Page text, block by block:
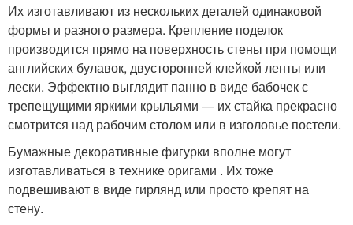
Их изготавливают из нескольких деталей одинаковой
формы и разного размера. Крепление поделок
производится прямо на поверхность стены при помощи
английских булавок, двусторонней клейкой ленты или
лески. Эффектно выглядит панно в виде бабочек с
трепещущими яркими крыльями — их стайка прекрасно
смотрится над рабочим столом или в изголовье постели.
Бумажные декоративные фигурки вполне могут
изготавливаться в технике оригами . Их тоже
подвешивают в виде гирлянд или просто крепят на
стену.